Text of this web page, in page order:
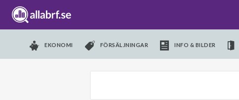
EKONOMI FÖRSÄLJNINGAR INFO & BILDER